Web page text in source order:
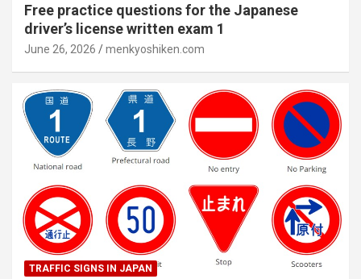
Free practice questions for the Japanese
driver’s license written exam 1
June 26, 2026 menkyoshiken.com
TRAFFIC SIGNS IN JAPAN